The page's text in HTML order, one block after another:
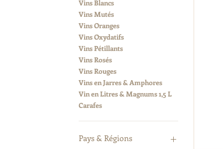
Vins Blancs
Vins Mutés
Vins Oranges
Vins Oxydatifs
Vins Pétillants
Vins Rosés
Vins Rouges
Vins en Jarres & Amphores
Vin en Litres & Magnums 1,5 L
Carafes
Pays & Régions